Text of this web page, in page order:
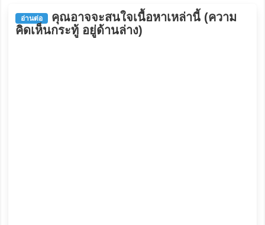
อ่านต่อ
คุณอาจจะสนใจเนื้อหาเหล่านี้ (ความ
คิดเห็นกระทู้ อยู่ด้านล่าง)